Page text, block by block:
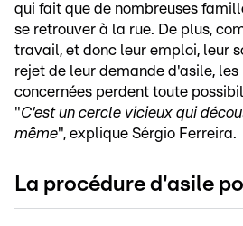
qui fait que de nombreuses
se retrouver à la rue. De plus,
travail, et donc leur emploi, leur
rejet de leur demande d'asile, les
concernées perdent toute
"C'est un cercle vicieux qui
même", explique Sérgio Ferreira.
La procédure d'asile